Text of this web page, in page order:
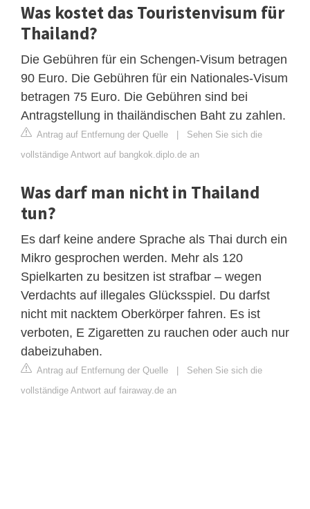
Was kostet das Touristenvisum für
Thailand?
Die Gebühren für ein Schengen-Visum betragen
90 Euro. Die Gebühren für ein Nationales-Visum
betragen 75 Euro. Die Gebühren sind bei
Antragstellung in thailändischen Baht zu zahlen.
Antrag auf Entfernung der Quelle | Sehen Sie sich die
vollständige Antwort auf bangkok.diplo.de an
Was darf man nicht in Thailand
tun?
Es darf keine andere Sprache als Thai durch ein
Mikro gesprochen werden. Mehr als 120
Spielkarten zu besitzen ist strafbar – wegen
Verdachts auf illegales Glücksspiel. Du darfst
nicht mit nacktem Oberkörper fahren. Es ist
verboten, E Zigaretten zu rauchen oder auch nur
dabeizuhaben.
Antrag auf Entfernung der Quelle | Sehen Sie sich die
vollständige Antwort auf fairaway.de an